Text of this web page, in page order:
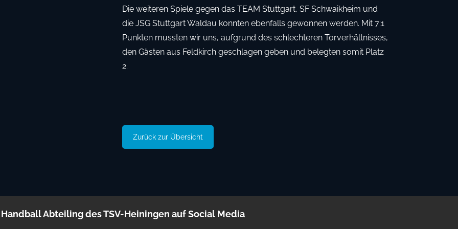
Die weiteren Spiele gegen das TEAM Stuttgart, SF Schwaikheim und
die JSG Stuttgart Waldau konnten ebenfalls gewonnen werden. Mit 7:1
Punkten mussten wir uns, aufgrund des schlechteren Torverhältnisses,
den Gästen aus Feldkirch geschlagen geben und belegten somit Platz
2.
Zurück zur Übersicht
Abteiling des TSV-Heiningen auf Social Media